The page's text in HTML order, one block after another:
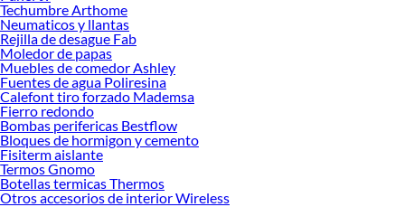
Explora la variedad de productos de Riego Automático y Agrícola en
Sodimac
Herramientas, materiales y accesorios de calidad para tus proyectos y
renovación de espacios. ¡Visítanos y descubre todo lo que tenemos para
ofrecerte!
Encuentra una amplia variedad de productos de Riego Automático y Agrícola en
Sodimac. Encuentra todo lo necesario para tus proyectos de renovación y
decoración. ¡Visítanos y haz tus ideas realidad!
Techumbre Arthome
Neumaticos y llantas
Rejilla de desague Fab
Moledor de papas
Muebles de comedor Ashley
Fuentes de agua Poliresina
Calefont tiro forzado Mademsa
Fierro redondo
Bombas perifericas Bestflow
Bloques de hormigon y cemento
Fisiterm aislante
Termos Gnomo
Botellas termicas Thermos
Otros accesorios de interior Wireless